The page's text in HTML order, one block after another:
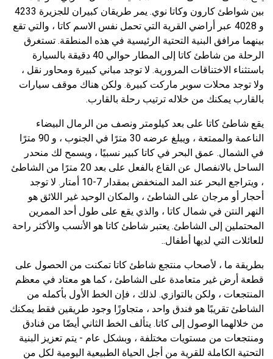
بين شواطئ كارون وكاتا نوي. يمر طريقان كبيران للجزيرة 4233
و 4028 عبر أراضي القرية التي تحمل نفس الاسم كاتا ، والتي تقع
بينهما مرافق البنية التحتية الرئيسية في هذه المنطقة. تستغرق
الرحلة من شاطئ كاتا إلى المطار حوالي 40 دقيقة بالسيارة
باستثناء الاختناقات المرورية. لا توجد مباني كبيرة ومحاور نقل ،
ولا توجد محلات سوبر ماركت كبيرة. ولكن هناك موقف سيارات
بالقارب يمكنك من خلاله ترتيب رحلة بالقارب.
يقع شاطئ كاتا على بعد كيلومتر ونصف من الرمال البيضاء
الناعمة والممتعة ، ويبلغ عرضه 30 مترًا في الجنوب ، و 90 مترًا
في الشمال. عمق البحر في كاتا كبير نسبيًا ، ويسمح لك منحدر
الساحل بالانفصال عن القاع بالفعل على بعد 20 مترًا من الشاطئ
، ويتراجع البحر عند المد المنخفض بمقدار 7-10 أمتار. لا توجد
أحجار أو مرجان على الشاطئ ، والمكان الوحيد غير اللائق هو
النهر النتن في شمال كاتا ، والذي يقع على طول أحد الممرين
المحتملين إلى الشاطئ. يعتبر شاطئ كاتا هو الأنسب والأكثر راحة
للعائلات التي لديها أطفال..
بطريقة ما ، لأصحاب منتجع شاطئ كاتا تمكنت من الحصول على
قطعة أرض غير متعامدة على الشاطئ ، كما هو معتاد في معظم
المنتجعات ، ولكن بالتوازي. لذلك ، فإن الخط الأول بأكمله من
الشاطئ تقريبًا هو فندق واحد ، متجاوزًا وجود طريقين فقط يمكنك
من خلالهما الوصول إلى كاتا. يتألف الخط الثاني أيضًا من فنادق
ومنتجعات من مستويات مختلفة ، وبشكل عام - يتم تعزيز البنية
التحتية الكاملة للقرية من أجل الحياة الطبيعية اليومية لكل من